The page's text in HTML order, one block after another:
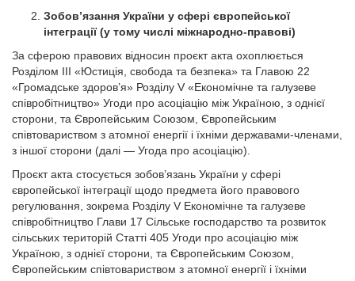
Зобов’язання України у сфері європейської
інтеграції (у тому числі міжнародно-правові)
За сферою правових відносин проєкт акта охоплюється
Розділом ІІІ «Юстиція, свобода та безпека» та Главою 22
«Громадське здоров’я» Розділу V «Економічне та галузеве
співробітництво» Угоди про асоціацію між Україною, з однієї
сторони, та Європейським Союзом, Європейським
співтовариством з атомної енергії і їхніми державами-членами,
з іншої сторони (далі — Угода про асоціацію).
Проєкт акта стосується зобов’язань України у сфері
європейської інтеграції щодо предмета його правового
регулювання, зокрема Розділу V Економічне та галузеве
співробітництво Глави 17 Сільське господарство та розвиток
сільських територій Статті 405 Угоди про асоціацію між
Україною, з однієї сторони, та Європейським Союзом,
Європейським співтовариством з атомної енергії і їхніми